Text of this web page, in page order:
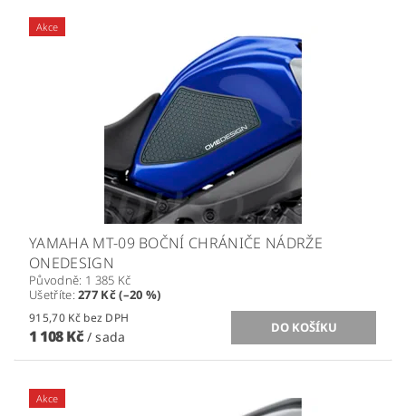
Akce
YAMAHA MT-09 BOČNÍ CHRÁNIČE NÁDRŽE
ONEDESIGN
Původně: 1 385 Kč
Ušetříte:277 Kč (–20 %)
915,70 Kč bez DPH
1 108 Kč / sada
Akce